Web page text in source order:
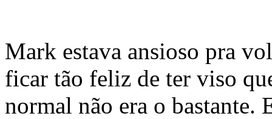
Mark estava ansioso pra
ficar tão feliz de ter viso
normal não era o bastante.